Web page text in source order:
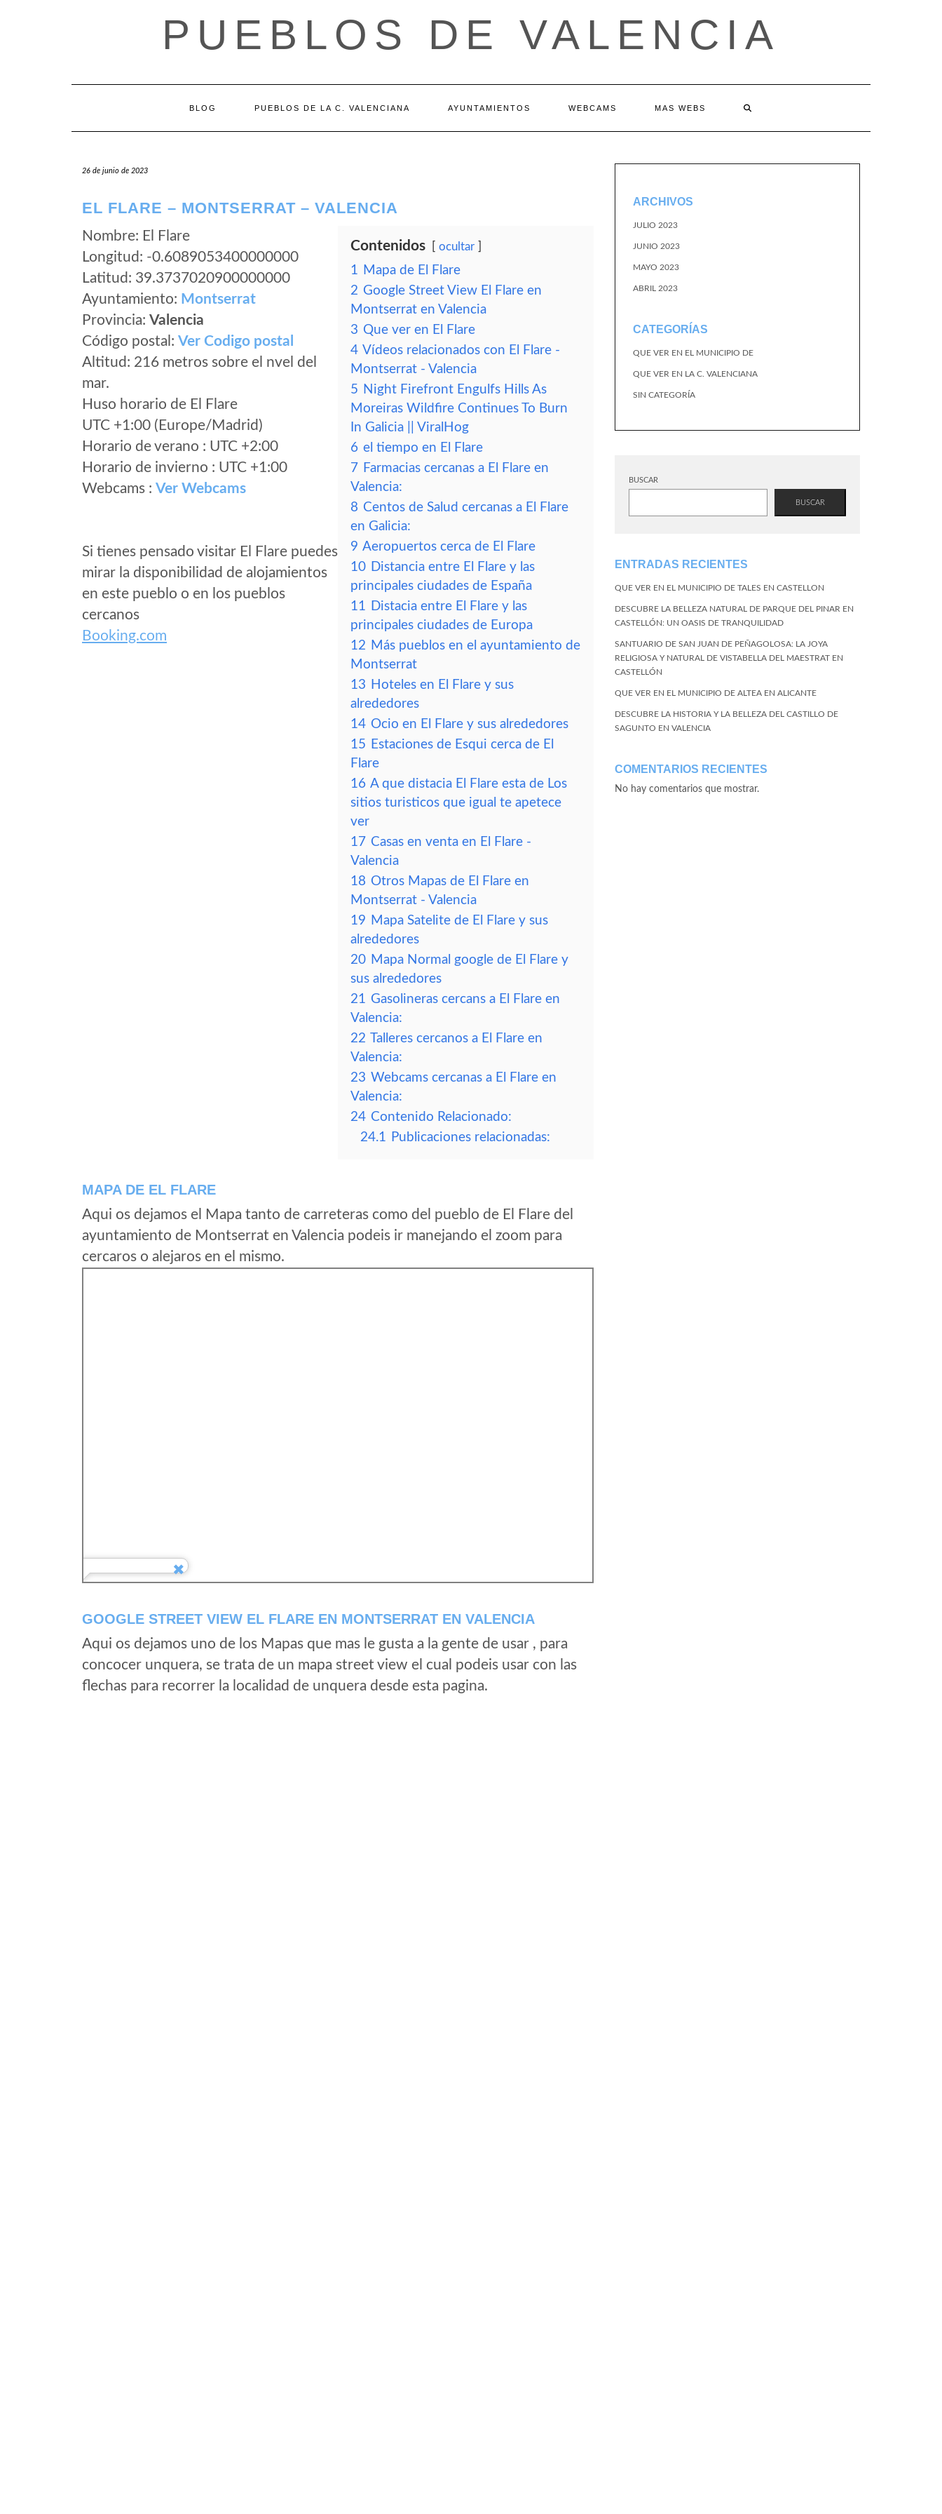
PUEBLOS DE VALENCIA
BLOG PUEBLOS DE LA C. VALENCIANA AYUNTAMIENTOS WEBCAMS MAS WEBS
26 de junio de 2023
EL FLARE – MONTSERRAT – VALENCIA
Nombre: El Flare
Longitud: -0.6089053400000000
Latitud: 39.3737020900000000
Ayuntamiento: Montserrat
Provincia: Valencia
Código postal: Ver Codigo postal
Altitud: 216 metros sobre el nvel del
mar.
Huso horario de El Flare
UTC +1:00 (Europe/Madrid)
Horario de verano : UTC +2:00
Horario de invierno : UTC +1:00
Webcams : Ver Webcams
Si tienes pensado visitar El Flare puedes
mirar la disponibilidad de alojamientos
en este pueblo o en los pueblos
cercanos
Booking.com
Contenidos ocultar
1 Mapa de El Flare
2 Google Street View El Flare en
Montserrat en Valencia
3 Que ver en El Flare
4 Vídeos relacionados con El Flare -
Montserrat - Valencia
5 Night Firefront Engulfs Hills As
Moreiras Wildfire Continues To Burn
In Galicia || ViralHog
6 el tiempo en El Flare
7 Farmacias cercanas a El Flare en
Valencia:
8 Centos de Salud cercanas a El Flare
en Galicia:
9 Aeropuertos cerca de El Flare
10 Distancia entre El Flare y las
principales ciudades de España
11 Distacia entre El Flare y las
principales ciudades de Europa
12 Más pueblos en el ayuntamiento de
Montserrat
13 Hoteles en El Flare y sus
alrededores
14 Ocio en El Flare y sus alrededores
15 Estaciones de Esqui cerca de El
Flare
16 A que distacia El Flare esta de Los
sitios turisticos que igual te apetece
ver
17 Casas en venta en El Flare -
Valencia
18 Otros Mapas de El Flare en
Montserrat - Valencia
19 Mapa Satelite de El Flare y sus
alrededores
20 Mapa Normal google de El Flare y
sus alrededores
21 Gasolineras cercans a El Flare en
Valencia:
22 Talleres cercanos a El Flare en
Valencia:
23 Webcams cercanas a El Flare en
Valencia:
24 Contenido Relacionado:
24.1 Publicaciones relacionadas:
MAPA DE EL FLARE
Aqui os dejamos el Mapa tanto de carreteras como del pueblo de El Flare del
ayuntamiento de Montserrat en Valencia podeis ir manejando el zoom para
cercaros o alejaros en el mismo.
GOOGLE STREET VIEW EL FLARE EN MONTSERRAT EN VALENCIA
Aqui os dejamos uno de los Mapas que mas le gusta a la gente de usar , para
concocer unquera, se trata de un mapa street view el cual podeis usar con las
flechas para recorrer la localidad de unquera desde esta pagina.
ARCHIVOS
JULIO 2023
JUNIO 2023
MAYO 2023
ABRIL 2023
CATEGORÍAS
QUE VER EN EL MUNICIPIO DE
QUE VER EN LA C. VALENCIANA
SIN CATEGORÍA
BUSCAR
BUSCAR
ENTRADAS RECIENTES
QUE VER EN EL MUNICIPIO DE TALES EN CASTELLON
DESCUBRE LA BELLEZA NATURAL DE PARQUE DEL PINAR EN
CASTELLÓN: UN OASIS DE TRANQUILIDAD
SANTUARIO DE SAN JUAN DE PEÑAGOLOSA: LA JOYA
RELIGIOSA Y NATURAL DE VISTABELLA DEL MAESTRAT EN
CASTELLÓN
QUE VER EN EL MUNICIPIO DE ALTEA EN ALICANTE
DESCUBRE LA HISTORIA Y LA BELLEZA DEL CASTILLO DE
SAGUNTO EN VALENCIA
COMENTARIOS RECIENTES
No hay comentarios que mostrar.